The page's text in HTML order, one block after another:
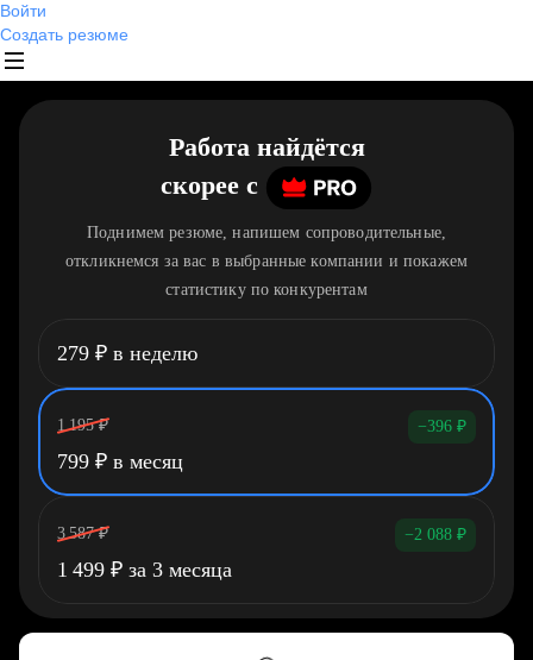
Войти
Создать резюме
Работа найдётся
скорее c
Поднимем резюме, напишем сопроводительные,
откликнемся за вас в выбранные компании и покажем
статистику по конкурентам
279 ₽ в неделю
1 195 ₽ −396 ₽
799 ₽ в месяц
3 587 ₽ −2 088 ₽
1 499 ₽ за 3 месяца